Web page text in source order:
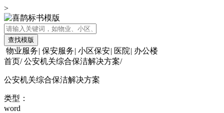
>
查找模版
物业服务| 保安服务| 小区保安| 医院| 办公楼
首页/ 公安机关综合保洁解决方案/
公安机关综合保洁解决方案
类型：
word